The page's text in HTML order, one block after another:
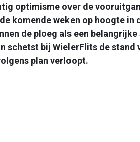
optimisme over de
komende weken op hoogte in
de ploeg als een
schetst bij WielerFlits de stand
plan verloopt.